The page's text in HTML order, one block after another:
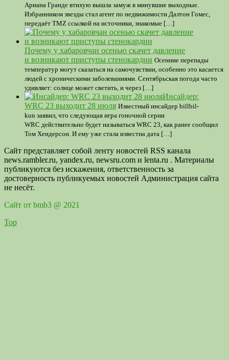
Ариана Гранде втихую вышла замуж в минувшие выходные.
Избранником звезды стал агент по недвижимости Далтон Гомес,
передаёт TMZ ссылкой на источники, знакомые […]
Почему у хабаровчан осенью скачет давление
и возникают приступы стенокардии Осенние перепады
температур могут сказаться на самочувствии, особенно это касается
людей с хроническими заболеваниями. Сентябрьская погода часто
удивляет: солнце может светить, и через […]
Инсайдер:
WRC 23 выходит 28 июля Известный инсайдер billbil-
kun заявил, что следующая игра гоночной серии
WRC действительно будет называться WRC 23, как ранее сообщил
Том Хендерсон. И ему уже стала известна дата […]
Сайт представляет собой ленту новостей RSS канала
news.rambler.ru, yandex.ru, newsru.com и lenta.ru . Материалы
публикуются без искажения, ответственность за
достоверность публикуемых новостей Администрация сайта
не несёт.
Сайт от bmb3 @ 2021
Top